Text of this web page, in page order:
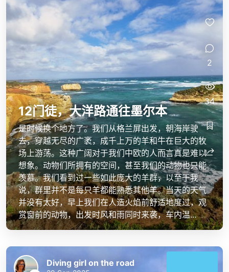
12门徒，大洋路通往墨尔本
是时候换个地方了。我们从格兰屏出发，朝海岸驶
去，穿越无尽的广袤，成千上万的羊和牛在巨大的牧
场上游荡。这种广阔对于我们中欧的人而言真是难以
想象。动物们所拥有的空间，甚至我们的动物也只能
羡慕。我们看到过一些如此庞大的羊群，以至于我
说，群里并不是每只羊都能熟悉其他羊。当天的天气
并没有太好，早上我们在人造火焰前舒适地度过，观
赏窗前的动物，出发时风和雨同时来袭，车内温...
2
34
Diving girl on the road